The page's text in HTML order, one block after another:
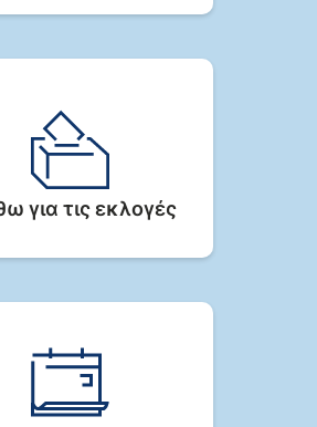
για τις εκλογές